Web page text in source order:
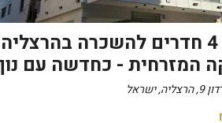
דירת 4 חדרים להשכרה בהרצליה
המזרחית - כחדשה עם
ישראל